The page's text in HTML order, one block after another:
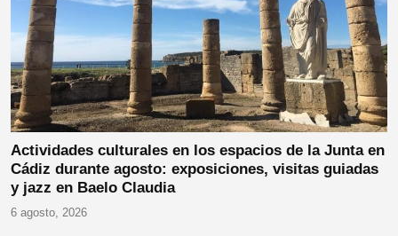
Actividades culturales en los espacios de la Junta en
Cádiz durante agosto: exposiciones, visitas guiadas
y jazz en Baelo Claudia
6 agosto, 2026